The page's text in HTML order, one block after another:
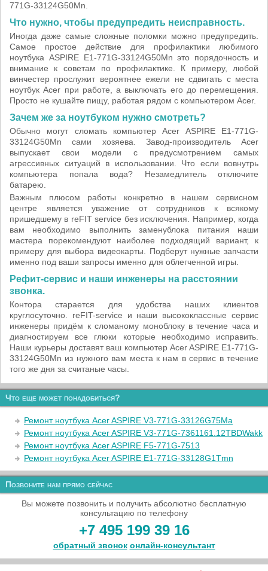
771G-33124G50Mn.
Что нужно, чтобы предупредить неисправность.
Иногда даже самые сложные поломки можно предупредить.
Самое простое действие для профилактики любимого
ноутбука ASPIRE E1-771G-33124G50Mn это порядочность и
внимание к советам по профилактике. К примеру, любой
винчестер прослужит вероятнее ежели не сдвигать с места
ноутбук Acer при работе, а выключать его до перемещения.
Просто не кушайте пищу, работая рядом с компьютером Acer.
Зачем же за ноутбуком нужно смотреть?
Обычно могут сломать компьютер Acer ASPIRE E1-771G-
33124G50Mn сами хозяева. Завод-производитель Acer
выпускает свои модели с предусмотрением самых
агрессивных ситуаций в использовании. Что если вовнутрь
компьютера попала вода? Незамедлитель отключите
батарею.
Важным плюсом работы конкретно в нашем сервисном
центре является уважение от сотрудников к всякому
пришедшему в reFIT service без исключения. Например, когда
вам необходимо выполнить заменублока питания наши
мастера порекомендуют наиболее подходящий вариант, к
примеру для выбора видеокарты. Подберут нужные запчасти
именно под ваши запросы именно для облегченной игры.
Рефит-сервис и наши инженеры на расстоянии
звонка.
Контора старается для удобства наших клиентов
круглосуточно. reFIT-service и наши высококлассные сервис
инженеры придём к сломаному моноблоку в течение часа и
диагностируем все глюки которые необходимо исправить.
Наши курьеры доставят ваш компьютер Acer ASPIRE E1-771G-
33124G50Mn из нужного вам места к нам в сервис в течение
того же дня за считаные часы.
Что еще может понадобиться?
Ремонт ноутбука Acer ASPIRE V3-771G-33126G75Ma
Ремонт ноутбука Acer ASPIRE V3-771G-7361161.12TBDWakk
Ремонт ноутбука Acer ASPIRE F5-771G-7513
Ремонт ноутбука Acer ASPIRE E1-771G-33128G1Tmn
Позвоните нам прямо сейчас
Вы можете позвонить и получить абсолютно бесплатную
консультацию по телефону
+7 495 199 39 16
обратный звонок онлайн‑консультант